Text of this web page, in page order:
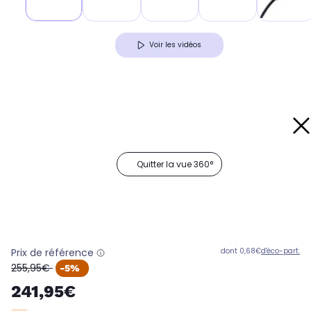
Voir les vidéos
Quitter la vue 360°
Prix de référence
oldPrice
255,95€ -5%
241,95€
dont 0,68€d'éco-part.